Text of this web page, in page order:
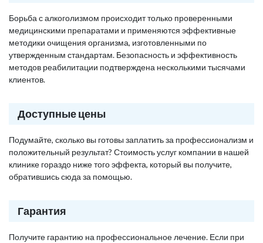
Борьба с алкоголизмом происходит только проверенными
медицинскими препаратами и применяются эффективные
методики очищения организма, изготовленными по
утвержденным стандартам. Безопасность и эффективность
методов реабилитации подтверждена несколькими тысячами
клиентов.
Доступные цены
Подумайте, сколько вы готовы заплатить за профессионализм и
положительный результат? Стоимость услуг компании в нашей
клинике гораздо ниже того эффекта, который вы получите,
обратившись сюда за помощью.
Гарантия
Получите гарантию на профессиональное лечение. Если при